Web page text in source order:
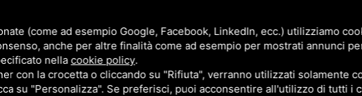
(come ad esempio Google, Facebook, LinkedIn, ecc.) utilizziamo
anche per altre finalità come ad esempio per mostrati annunci
nella cookie policy.
con la crocetta o cliccando su "Rifiuta", verranno utilizzati solamente
su "Personalizza". Se preferisci, puoi acconsentire all'utilizzo di tutti i